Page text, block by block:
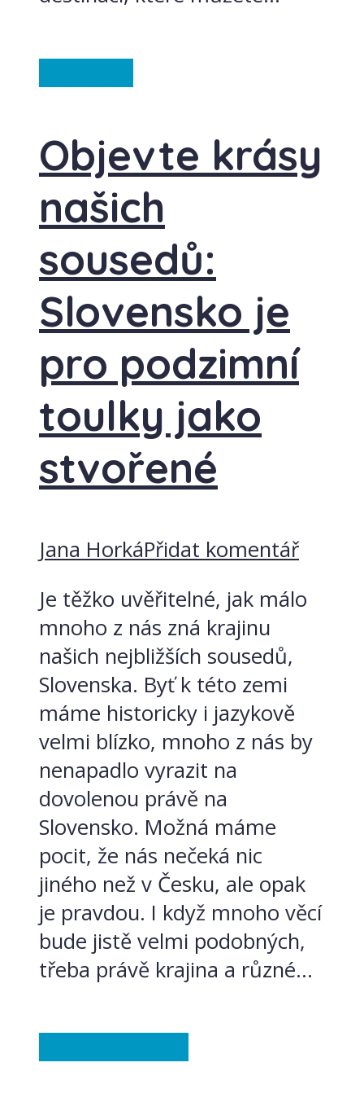
Objevte krásy
našich
sousedů:
Slovensko je
pro podzimní
toulky jako
stvořené
Jana HorkáPřidat komentář
Je těžko uvěřitelné, jak málo
mnoho z nás zná krajinu
našich nejbližších sousedů,
Slovenska. Byť k této zemi
máme historicky i jazykově
velmi blízko, mnoho z nás by
nenapadlo vyrazit na
dovolenou právě na
Slovensko. Možná máme
pocit, že nás nečeká nic
jiného než v Česku, ale opak
je pravdou. I když mnoho věcí
bude jistě velmi podobných,
třeba právě krajina a různé...